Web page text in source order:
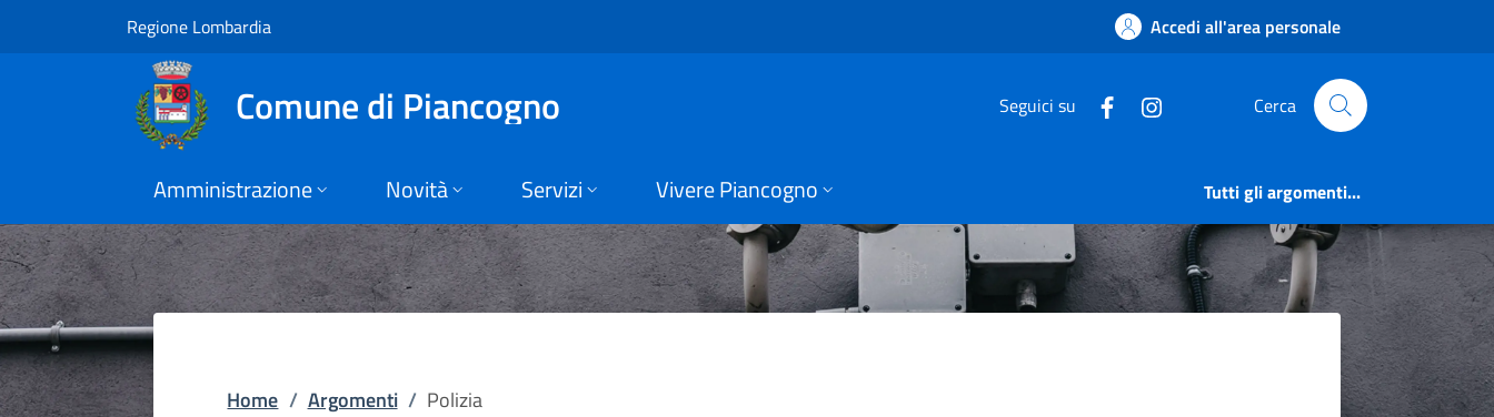
Vai al contenuto principale
Polizia | Comune di Piancogno
Regione Lombardia Accedi all'area personale
Comune di Piancogno Seguici su Cerca
Amministrazione Novità Servizi Vivere Piancogno Tutti gli argomenti...
Home / Argomenti / Polizia